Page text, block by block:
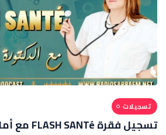
تسجيلات
تسجيل فقرة FLASH SANTé مع أمان عيسى